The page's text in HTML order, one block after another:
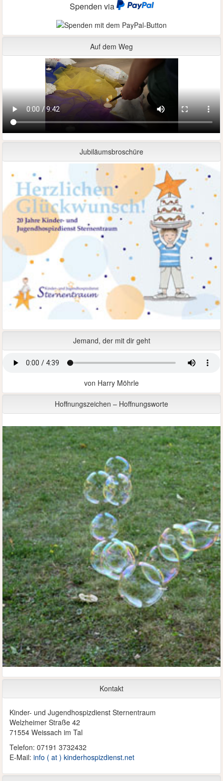
Spenden via
Auf dem Weg
Jubiläumsbroschüre
Jemand, der mit dir geht
von Harry Möhrle
Hoffnungszeichen – Hoffnungsworte
Kontakt
Kinder- und Jugendhospizdienst Sternentraum
Welzheimer Straße 42
71554 Weissach im Tal
Telefon: 07191 3732432
E-Mail: info ( at ) kinderhospizdienst.net